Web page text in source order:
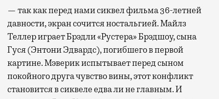
— так как перед нами сиквел фильма 36-летней
давности, экран сочится ностальгией. Майлз
Теллер играет Брэдли «Рустера» Брэдшоу, сына
Гуся (Энтони Эдвардс), погибшего в первой
картине. Мэверик испытывает перед сыном
покойного друга чувство вины, этот конфликт
становится в сиквеле едва ли не главным. И